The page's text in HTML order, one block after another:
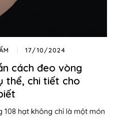
17/10/2024
cách đeo vòng
thể, chi tiết cho
hạt không chỉ là một món